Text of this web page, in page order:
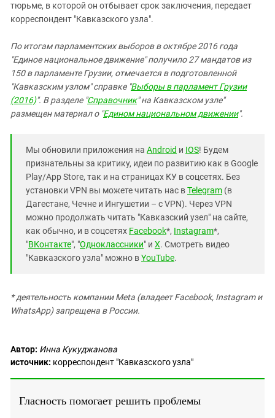
тюрьме, в которой он отбывает срок заключения, передает
корреспондент "Кавказского узла".
По итогам парламентских выборов в октябре 2016 года
"Единое национальное движение" получило 27 мандатов из
150 в парламенте Грузии, отмечается в подготовленной
"Кавказским узлом" справке "Выборы в парламент Грузии
(2016)". В разделе "Справочник" на Кавказском узле"
размещен материал о "Едином национальном движении".
Мы обновили приложения на Android и IOS! Будем
признательны за критику, идеи по развитию как в Google
Play/App Store, так и на страницах КУ в соцсетях. Без
установки VPN вы можете читать нас вTelegram (в
Дагестане, Чечне и Ингушетии – с VPN). Через VPN
можно продолжать читать "Кавказский узел" на сайте,
как обычно, и в соцсетях Facebook*, Instagram*,
"ВКонтакте", "Одноклассники" и X. Смотреть видео
"Кавказского узла" можно вYouTube.
* деятельность компании Meta (владеет Facebook, Instagram и
WhatsApp) запрещена в России.
Автор: Инна Кукуджанова
источник: корреспондент "Кавказского узла"
Гласность помогает решить проблемы